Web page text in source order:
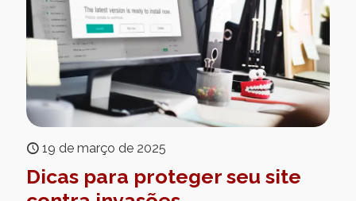
19 de março de 2025
Dicas para proteger seu site